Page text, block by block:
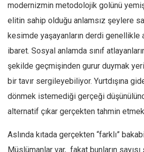
modernizmin metodolojik golünü
elitin sahip olduğu anlamsız şeylere
kesimde yaşayanların derdi genellikle
ibaret. Sosyal anlamda sınıf
şekilde geçmişinden gurur duymak
bir tavır sergileyebiliyor. Yurtdışına
dönmek istemediği gerçeği
alternatif çıkar gerçekten tahmin
Aslında kıtada gerçekten “farklı”
Müslümanlar var, fakat bunların